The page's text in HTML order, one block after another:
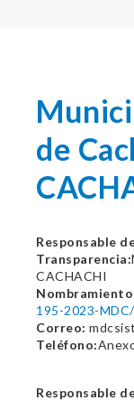
de
Responsable
Transparencia:
CACHACHI
195-2023-
Correo:
Teléfono:
Responsable